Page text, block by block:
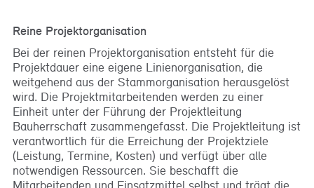
Reine Projektorganisation
Bei der reinen Projektorganisation entsteht für die
Projektdauer eine eigene Linienorganisation, die
weitgehend aus der Stammorganisation herausgelöst
wird. Die Projektmitarbeitenden werden zu einer
Einheit unter der Führung der Projektleitung
Bauherrschaft zusammengefasst. Die Projektleitung ist
verantwortlich für die Erreichung der Projektziele
(Leistung, Termine, Kosten) und verfügt über alle
notwendigen Ressourcen. Sie beschafft die
Mitarbeitenden und Einsatzmittel selbst und trägt die